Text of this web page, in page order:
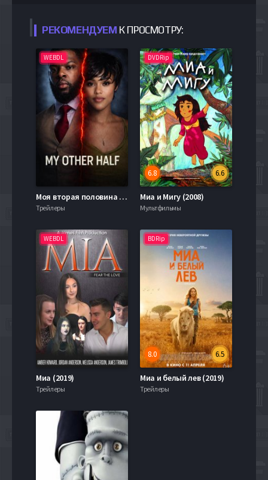
РЕКОМЕНДУЕМ К ПРОСМОТРУ:
WEBDL
Моя вторая половина (2025)
Трейлеры
DVDRip
6.6
6.8
Миа и Мигу (2008)
Мультфильмы
WEBDL
Миа (2019)
Трейлеры
BDRip
6.5
8.0
Миа и белый лев (2019)
Трейлеры